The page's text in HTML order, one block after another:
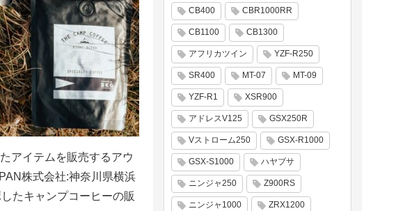
アイテムを販売するアウ
株式会社:神奈川県横浜
たキャンプコーヒーの販
CB400 CBR1000RR
CB1100 CB1300
アフリカツイン YZF-R250
SR400 MT-07 MT-09
YZF-R1 XSR900
アドレスV125 GSX250R
Vストローム250 GSX-R1000
GSX-S1000 ハヤブサ
ニンジャ250 Z900RS
ニンジャ1000 ZRX1200